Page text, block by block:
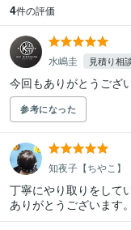
4件の評価
水嶋圭 見積り相
今回もありがとうござ
参考になった
知夜子【ちやこ】
丁寧にやり取りをして
ありがとうございます。